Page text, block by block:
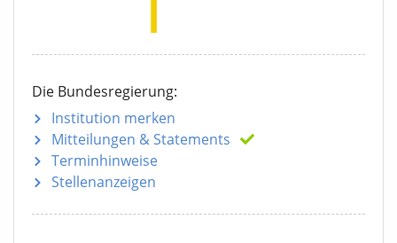
Die Bundesregierung:
Institution merken
Mitteilungen & Statements
Terminhinweise
Stellenanzeigen